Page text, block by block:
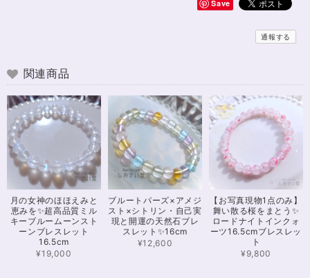
ョンが上がりました！ ラッピングも可愛く、梱包もすごく丁寧で袋を開け
るのが 勿体無いくらいでした！ おまけで付いてきたさざれも可愛くて綺麗
うございました！ また機会があったら利用したいと思います。 この度は本
当にありがとうございました！
※16.5cmオーダー 努力を成功に導く✨ガーネット入りブレスレット15cm
2024/12/18
可愛いお品をありがとうございます。陽に当たるとキラキラして、とても可
愛いです！とくにシトリンの色味がとても気に入りました。まだ、気になる
ブレスレットがたくさんあったので、また購入させていただきたいと思いま
す。また親切で迅速、丁寧な対応をしてくださりありがとうございました。
Save
通報する
関連商品
月の女神のほほえみと
恵みを✨超高品質ミル
キーブルームーンスト
ーンブレスレット
16.5cm
¥19,000
ブルートパーズ×アメジ
スト×シトリン・自己実
現と開運の天然石ブレ
スレット✨16cm
¥12,600
【お写真現物1点のみ】
舞い散る桜をまとう✨
ロードナイトインクォ
ーツ16.5cmブレスレッ
ト
¥9,800